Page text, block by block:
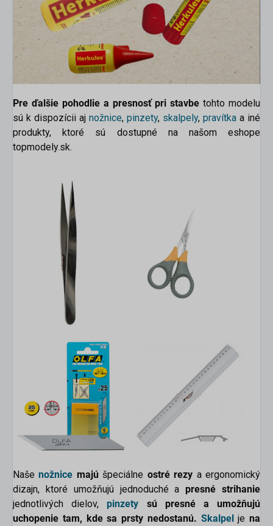
Pre ďalšie pohodlie a presnosť pri stavbe tohto modelu
sú k dispozícii aj nožnice, pinzety, skalpely, pravítka a iné
produkty, ktoré sú dostupné na našom eshope
topmodely.sk.
Našenožnice majúšpeciálne ostré rezy a ergonomický
dizajn, ktoré umožňujú jednoduché a presné strihanie
jednotlivých dielov,pinzety sú presné a umožňujú
uchopenie tam, kde sa prsty nedostanú. Skalpelje na